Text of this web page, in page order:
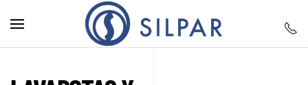
Skip to main content